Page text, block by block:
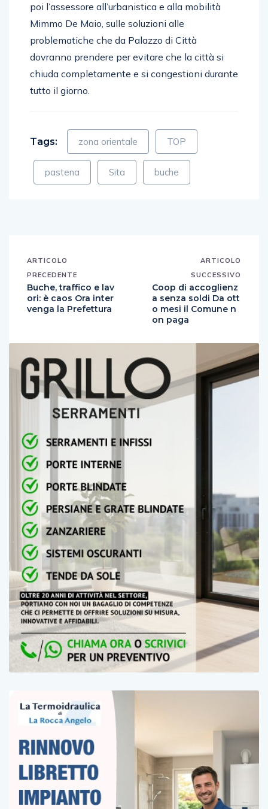
poi l’assessore all’urbanistica e alla mobilità
Mimmo De Maio, sulle soluzioni alle
problematiche che da Palazzo di Città
dovranno prendere per evitare che la città si
chiuda completamente e si congestioni durante
tutto il giorno.
Tags: zona orientale TOP
pastena Sita buche
ARTICOLO
PRECEDENTE
Buche, traffico e lav
ori: è caos Ora inter
venga la Prefettura
ARTICOLO
SUCCESSIVO
Coop di accoglienz
a senza soldi Da ott
o mesi il Comune n
on paga